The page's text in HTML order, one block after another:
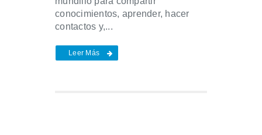
conocimientos, aprender, hacer
contactos y,...
Leer Más